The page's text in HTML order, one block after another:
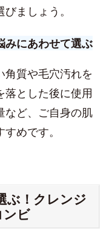
ましょう。
にあわせて選ぶ
角質や毛穴汚れを
落とした後に使用
など、ご自身の肌
めです。
ぶ！クレンジ
ンビ